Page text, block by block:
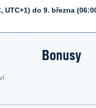
UTC+1) do 9. března
Bonusy